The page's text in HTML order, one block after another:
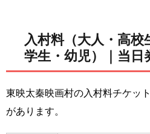
入村料（大人・高校
学生・幼児）｜当日
東映太秦映画村の入村料チケッ
があります。